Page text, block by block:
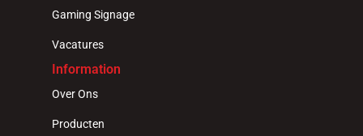
Gaming Signage
Vacatures
Information
Over Ons
Producten